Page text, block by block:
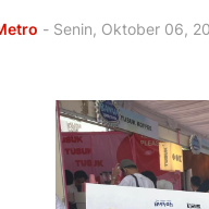
- Senin, Oktober 06,